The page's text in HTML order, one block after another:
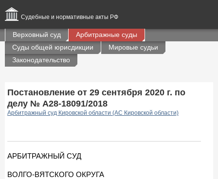
Судебные и нормативные акты РФ
Верховный суд
Арбитражные суды
Суды общей юрисдикции
Мировые судьи
Законодательство
Постановление от 29 сентября 2020 г. по
делу № А28-18091/2018
Арбитражный суд Кировской области (АС Кировской области)
АРБИТРАЖНЫЙ СУД
ВОЛГО-ВЯТСКОГО ОКРУГА